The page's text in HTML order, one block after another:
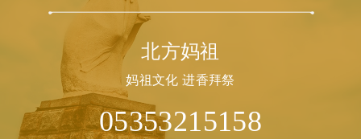
北方妈祖
妈祖文化 进香拜祭
05353215158